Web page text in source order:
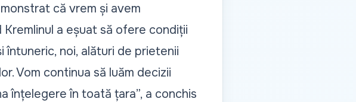
că vrem și avem
a eșuat să ofere condiții
întuneric, noi, alături de prietenii
Vom continua să luăm decizii
înțelegere în toată țara”, a conchis